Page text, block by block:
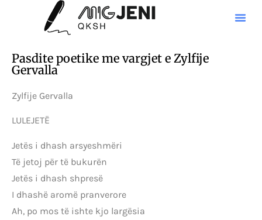
Pasdite poetike me vargjet e Zylfije
Gervalla
Zylfije Gervalla
LULEJETË
Jetës i dhash arsyeshmëri
Të jetoj për të bukurën
Jetës i dhash shpresë
I dhashë aromë pranverore
Ah, po mos të ishte kjo largësia